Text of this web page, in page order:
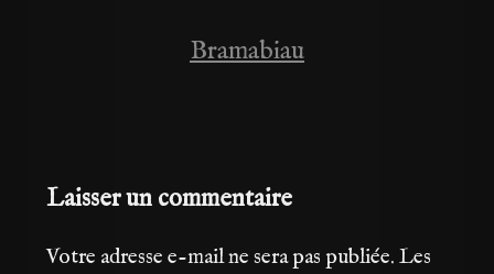
Bramabiau
Laisser un commentaire
Votre adresse e-mail ne sera pas publiée. Les